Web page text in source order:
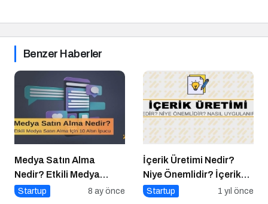
Benzer Haberler
Medya Satın Alma
Nedir? Etkili Medya
Satın Alma İçin 10 Altın
Startup 8 ay önce
İçerik Üretimi Nedir?
Niye Önemlidir? İçerik
Üretimi Nasıl Yapılır?
Startup 1 yıl önce